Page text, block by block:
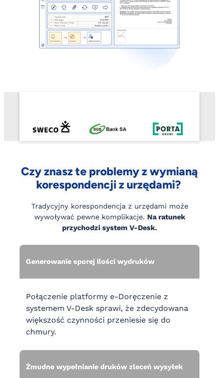
Czy znasz te problemy z wymianą
korespondencji z urzędami?
Tradycyjny korespondencja z urzędami może
wywoływać pewne komplikacje. Na ratunek
przychodzi system V-Desk.
Generowanie sporej ilości wydruków
Połączenie platformy e-Doręczenie z
systemem V-Desk sprawi, że zdecydowana
większość czynności przeniesie się do
chmury.
Żmudne wypełnianie druków zleceń wysyłek